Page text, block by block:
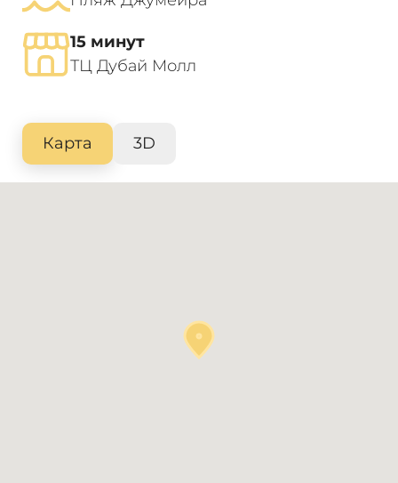
15 минут
ТЦ Дубай Молл
Карта 3D